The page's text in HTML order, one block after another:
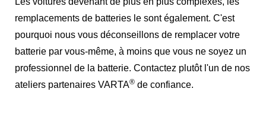
remplacements de batteries le sont également. C'est
pourquoi nous vous déconseillons de remplacer votre
batterie par vous-même, à moins que vous ne soyez un
professionnel de la batterie. Contactez plutôt l'un de nos
ateliers partenaires VARTA® de confiance.